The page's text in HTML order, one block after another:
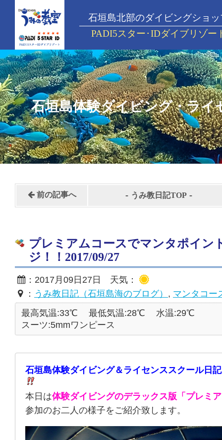
石垣島北部のダイビングショッ
PADI5スター･IDダイブリゾー
石垣島体験ダイビング・ライ
前の記事へ - うみ教日記TOP -
プレミアムコースでマンタポイン
ジ！！2017/09/27
：2017月09日27日 天気：
： うみ教日記（石垣島海のブログ） , マンタコー
最高気温:33℃
最低気温:28℃
水温:29℃
スーツ:5mmワンピース
石垣島体験ダイビング＆ライセンススクール日記
本日は体験ダイビングのデラックス版「プレミ
参加のお二人の様子をご紹介致します。